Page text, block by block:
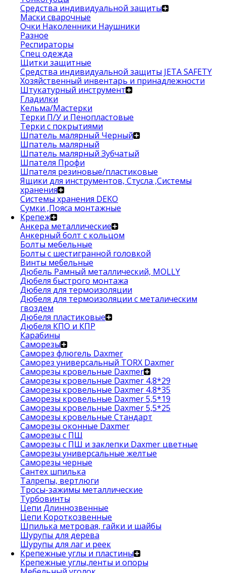
Средства индивидуальной защиты
Маски сварочные
Очки Наколенники Наушники
Разное
Респираторы
Спец одежда
Щитки защитные
Средства индивидуальной защиты JETA SAFETY
Хозяйственный инвентарь и принадлежности
Штукатурный инструмент
Гладилки
Кельма/Мастерки
Терки П/У и Пенопластовые
Терки с покрытиями
Шпатель малярный Черный
Шпатель малярный
Шпатель малярный Зубчатый
Шпателя Профи
Шпателя резиновые/пластиковые
Ящики для инструментов, Стусла ,Системы
хранения
Системы хранения DEKO
Сумки ,Пояса монтажные
Крепеж
Анкера металлические
Анкерный болт с кольцом
Болты мебельные
Болты с шестигранной головкой
Винты мебельные
Дюбель Рамный металлический, MOLLY
Дюбеля быстрого монтажа
Дюбеля для термоизоляции
Дюбеля для термоизоляции с металическим
гвоздем
Дюбеля пластиковые
Дюбеля КПО и КПР
Карабины
Саморезы
Саморез флюгель Daxmer
Саморез универсальный TORX Daxmer
Саморезы кровельные Daxmer
Саморезы кровельные Daxmer 4,8*29
Саморезы кровельные Daxmer 4,8*35
Саморезы кровельные Daxmer 5,5*19
Саморезы кровельные Daxmer 5,5*25
Саморезы кровельные Стандарт
Саморезы оконные Daxmer
Саморезы с ПШ
Саморезы с ПШ и заклепки Daxmer цветные
Саморезы универсальные желтые
Саморезы черные
Сантех шпилька
Талрепы, вертлюги
Тросы-зажимы металлические
Турбовинты
Цепи Длиннозвенные
Цепи Короткозвенные
Шпилька метровая, гайки и шайбы
Шурупы для дерева
Шурупы для лаг и реек
Крепежные углы и пластины
Крепежные углы,ленты и опоры